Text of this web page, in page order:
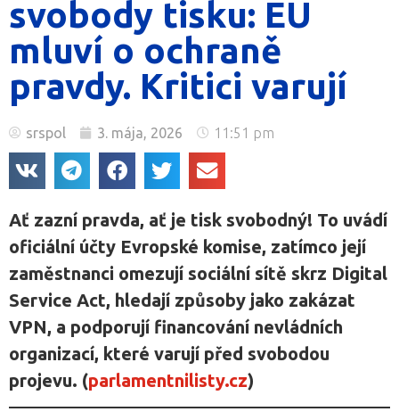
svobody tisku: EU
mluví o ochraně
pravdy. Kritici varují
srspol 3. mája, 2026 11:51 pm
Ať zazní pravda, ať je tisk svobodný! To uvádí
oficiální účty Evropské komise, zatímco její
zaměstnanci omezují sociální sítě skrz Digital
Service Act, hledají způsoby jako zakázat
VPN, a podporují financování nevládních
organizací, které varují před svobodou
projevu. (parlamentnilisty.cz)